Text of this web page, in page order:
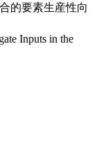
的要素生産性向
Inputs in the